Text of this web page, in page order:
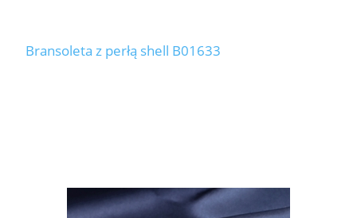
Bransoleta z perłą shell B01633